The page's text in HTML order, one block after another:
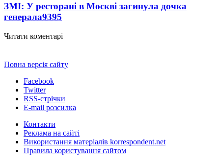
ЗМІ: У ресторані в Москві загинула дочка
генерала9395
Читати коментарі
Повна версія сайту
Facebook
Twitter
RSS-стрічки
E-mail розсилка
Контакти
Реклама на сайті
Використання матеріалів korrespondent.net
Правила користування сайтом